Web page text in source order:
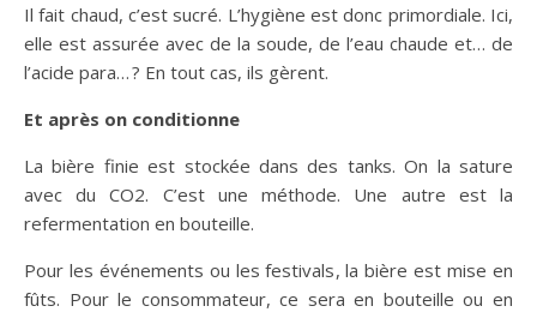
Il fait chaud, c’est sucré. L’hygiène est donc primordiale. Ici,
elle est assurée avec de la soude, de l’eau chaude et… de
l’acide para… ? En tout cas, ils gèrent.
Et après on conditionne
La bière finie est stockée dans des tanks. On la sature
avec du CO2. C’est une méthode. Une autre est la
refermentation en bouteille.
Pour les événements ou les festivals, la bière est mise en
fûts. Pour le consommateur, ce sera en bouteille ou en